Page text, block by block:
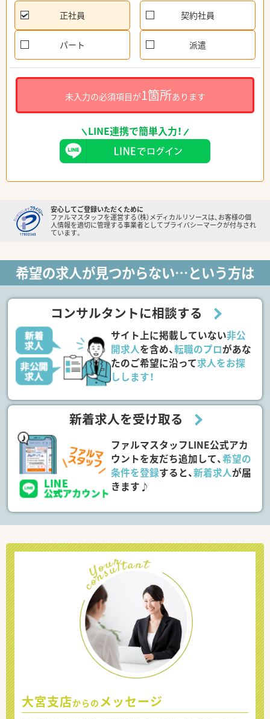
正社員 契約社員
パート 派遣
未入力の必須項目が1箇所あります
LINE連携で簡単入力！
安心してご登録いただくために
ファルマスタッフを運営する（株）メディカルリソースは、お客様の個
人情報を適切に管理する事業者としてプライバシーマークが付与され
ています。
希望の求人が見つからない…という方は
コンサルタントに相談する
サイト上に掲載していない非公
開求人を含め、転職のプロがあな
たのご希望に沿って求人をお探
しします！
新着求人を受け取る
ファルマスタッフLINE公式アカ
ウントを友だち追加して、希望の
条件を登録すると、新着求人が届
きます♪
大宮支店からの メッセージ